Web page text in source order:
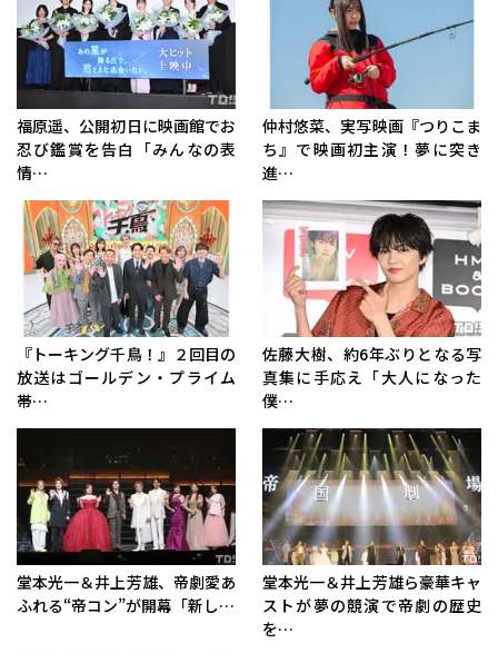
福原遥、公開初日に映画館でお
忍び鑑賞を告白「みんなの表
情…
仲村悠菜、実写映画『つりこま
ち』で映画初主演！夢に突き
進…
『トーキング千鳥！』２回目の
放送はゴールデン・プライム
帯…
佐藤大樹、約6年ぶりとなる写
真集に手応え「大人になった
僕…
堂本光一＆井上芳雄、帝劇愛あ
ふれる“帝コン”が開幕「新し…
堂本光一＆井上芳雄ら豪華キャ
ストが夢の競演で帝劇の歴史
を…